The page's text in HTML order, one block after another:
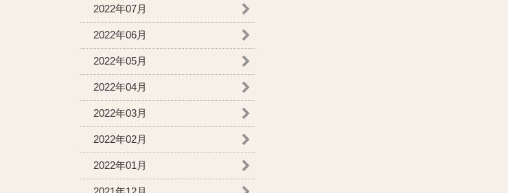
2022年07月
2022年06月
2022年05月
2022年04月
2022年03月
2022年02月
2022年01月